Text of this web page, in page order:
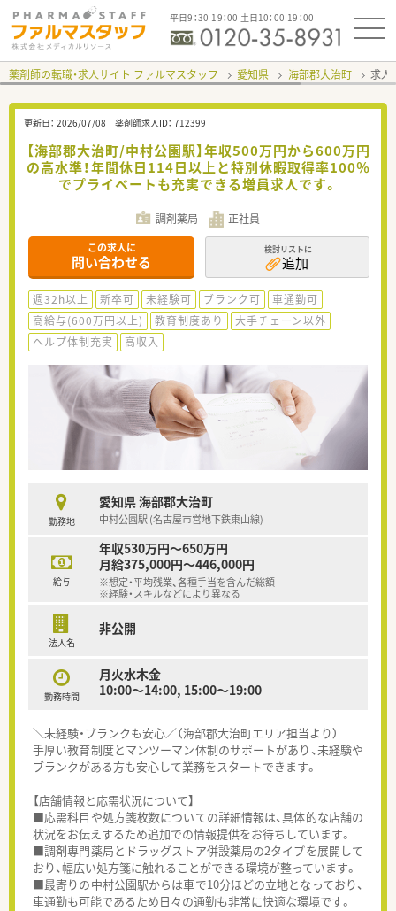
平日9：30-19：00 土日10：00-19：00
薬剤師の転職・求人サイト ファルマスタッフ 愛知県 海部郡大治町 求人
更新日： 2026/07/08 薬剤師求人ID： 712399
【海部郡大治町/中村公園駅】年収500万円から600万円
の高水準！年間休日114日以上と特別休暇取得率100％
でプライベートも充実できる増員求人です。
調剤薬局 正社員
この求人に
問い合わせる
検討リストに
追加
週32h以上 新卒可 未経験可 ブランク可
車通勤可
高給与(600万円以上)
教育制度あり
大手チェーン以外
ヘルプ体制充実
高収入
勤務地
愛知県 海部郡大治町
中村公園駅 (名古屋市営地下鉄東山線)
給与
年収530万円～650万円
月給375,000円～446,000円
※想定・平均残業、各種手当を含んだ総額
※経験・スキルなどにより異なる
法人名
非公開
勤務時間
月火水木金
10:00〜14:00, 15:00〜19:00
＼未経験・ブランクも安心／（海部郡大治町エリア担当より）
手厚い教育制度とマンツーマン体制のサポートがあり、未経験や
ブランクがある方も安心して業務をスタートできます。
【店舗情報と応需状況について】
■応需科目や処方箋枚数についての詳細情報は、具体的な店舗の
状況をお伝えするため追加での情報提供をお待ちしています。
■調剤専門薬局とドラッグストア併設薬局の2タイプを展開して
おり、幅広い処方箋に触れることができる環境が整っています。
■最寄りの中村公園駅からは車で10分ほどの立地となっており、
車通勤も可能であるため日々の通勤も非常に快適な環境です。